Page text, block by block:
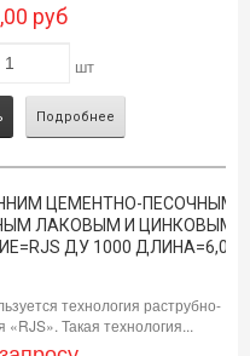
руб
шт
Подробнее
ЦЕМЕНТНО-ПЕСОЧНЫМ
ЛАКОВЫМ И ЦИНКОВЫМ
ДУ 1000 ДЛИНА=6,0М
технология раструбно-
«RJS». Такая технология...